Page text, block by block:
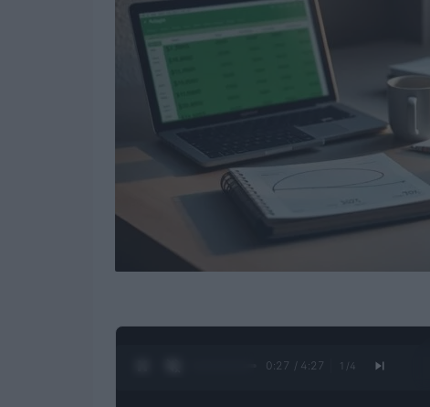
0:28 / 4:27 1 /4